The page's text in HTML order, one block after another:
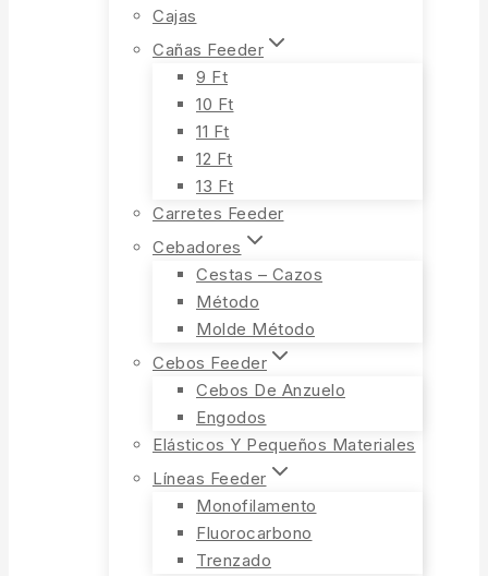
Cajas
Cañas Feeder
9 Ft
10 Ft
11 Ft
12 Ft
13 Ft
Carretes Feeder
Cebadores
Cestas – Cazos
Método
Molde Método
Cebos Feeder
Cebos De Anzuelo
Engodos
Elásticos Y Pequeños Materiales
Líneas Feeder
Monofilamento
Fluorocarbono
Trenzado